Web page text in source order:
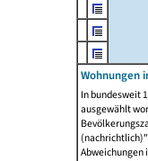
Wohnungen
In bundesweit
ausgewählt
Abweichungen